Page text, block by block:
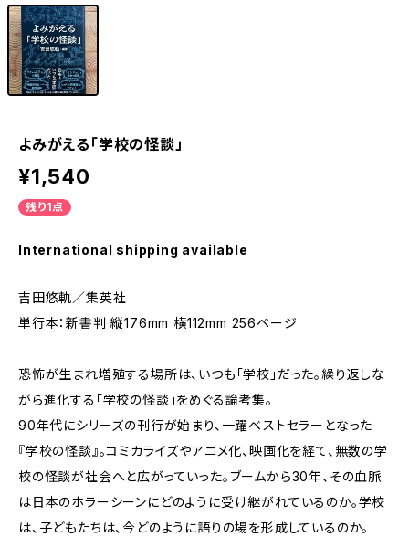
よみがえる「学校の怪談」
¥1,540
残り1点
International shipping available
吉田悠軌／集英社
単行本：新書判 縦176mm 横112mm 256ページ
恐怖が生まれ増殖する場所は、いつも「学校」だった。繰り返しな
がら進化する「学校の怪談」をめぐる論考集。
90年代にシリーズの刊行が始まり、一躍ベストセラーとなった
『学校の怪談』。コミカライズやアニメ化、映画化を経て、無数の学
校の怪談が社会へと広がっていった。ブームから30年、その血脈
は日本のホラーシーンにどのように受け継がれているのか。学校
は、子どもたちは、今どのように語りの場を形成しているのか。